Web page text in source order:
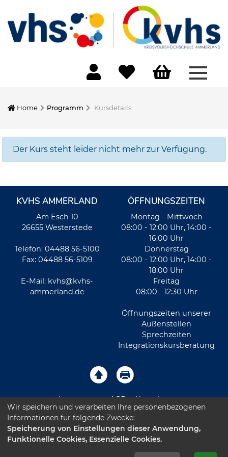
Home Programm Kursdetails
Der Kurs steht leider nicht mehr zur Verfügung.
KVHS AMMERLAND
Am Esch 10
26655 Westerstede
Telefon: 04488 56-5100
Fax: 04488 56-5109
E-Mail: kvhs@kvhs-
ammerland.de
ÖFFNUNGSZEITEN
Montag - Mittwoch
08:00 - 12:00 Uhr, 14:00 -
16:00 Uhr
Donnerstag
08:00 - 12:00 Uhr, 14:00 -
18:00 Uhr
Freitag
08:00 - 12:30 Uhr
Öffnungszeiten unserer
Außenstellen
Sprechzeiten
Integrationskursberatung
Impressum AGB Kontakt
Sitemap Datenschutz Leichte Sprache
Barrierefreiheitserklärung
Wir speichern und verarbeiten Ihre personenbezogenen
Informationen für folgende Zwecke:
Speicherung von Einstellungen dieser Anwendung,
Funktionelle Cookies, Essenzielle Cookies.